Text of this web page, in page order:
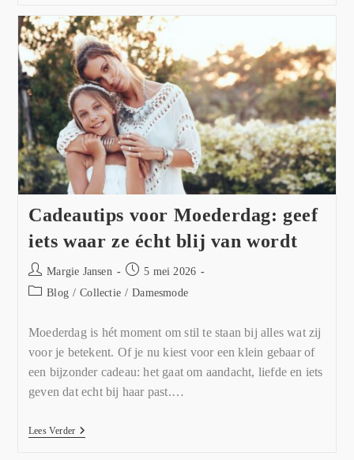
Cadeautips voor Moederdag: geef
iets waar ze écht blij van wordt
Margie Jansen
5 mei 2026
Blog / Collectie / Damesmode
Moederdag is hét moment om stil te staan bij alles wat zij
voor je betekent. Of je nu kiest voor een klein gebaar of
een bijzonder cadeau: het gaat om aandacht, liefde en iets
geven dat echt bij haar past.…
Lees Verder